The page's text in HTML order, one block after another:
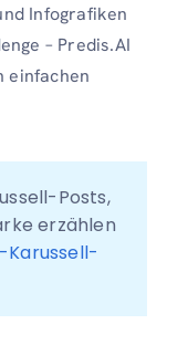
Infografiken
– Predis.AI
einfachen
Posts,
erzählen
Karussell-